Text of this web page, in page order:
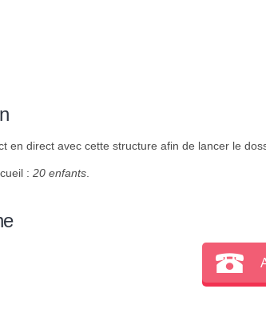
en direct avec cette structure afin de lancer le
: 20 enfants